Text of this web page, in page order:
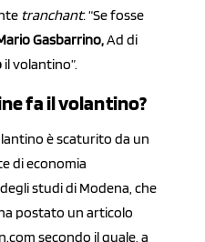
tranchant: “Se fosse
Gasbarrino,Ad di
il volantino”.
fa il volantino?
è scaturito da un
di economia
studi di Modena, che
postato un articolo
secondo il quale, a